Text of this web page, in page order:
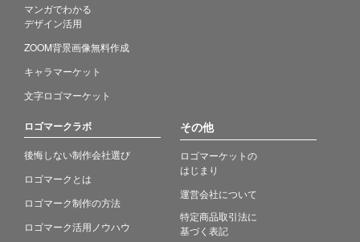
マンガでわかる
デザイン活用
ZOOM背景画像無料作成
キャラマーケット
文字ロゴマーケット
ロゴマークラボ
後悔しない制作会社選び
ロゴマークとは
ロゴマーク制作の方法
ロゴマーク活用ノウハウ
その他
ロゴマーケットの
はじまり
運営会社について
特定商品取引法に
基づく表記